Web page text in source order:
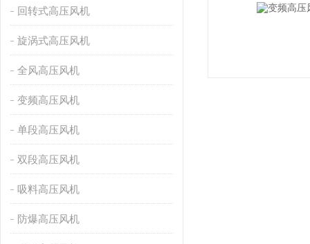
回转式高压风机
旋涡式高压风机
全风高压风机
变频高压风机
单段高压风机
双段高压风机
吸料高压风机
防爆高压风机